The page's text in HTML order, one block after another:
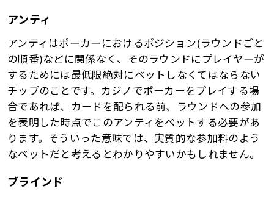
アンティ
アンティはポーカーにおけるポジション(ラウンドごと
の順番)などに関係なく、そのラウンドにプレイヤーが
するためには最低限絶対にベットしなくてはならない
チップのことです。カジノでポーカーをプレイする場
合であれば、カードを配られる前、ラウンドへの参加
を表明した時点でこのアンティをベットする必要があ
ります。そういった意味では、実質的な参加料のよう
なベットだと考えるとわかりやすいかもしれません。
ブラインド